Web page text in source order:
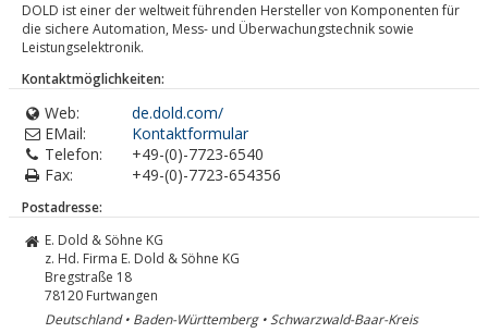
DOLD ist einer der weltweit führenden Hersteller von Komponenten für
die sichere Automation, Mess- und Überwachungstechnik sowie
Leistungselektronik.
Kontaktmöglichkeiten:
Web:
de.dold.com/
EMail:
Kontaktformular
Telefon:
+49-(0)-7723-6540
Fax:
+49-(0)-7723-654356
Postadresse:
E. Dold & Söhne KG
z. Hd. Firma E. Dold & Söhne KG
Bregstraße 18
78120 Furtwangen
Deutschland • Baden-Württemberg • Schwarzwald-Baar-Kreis